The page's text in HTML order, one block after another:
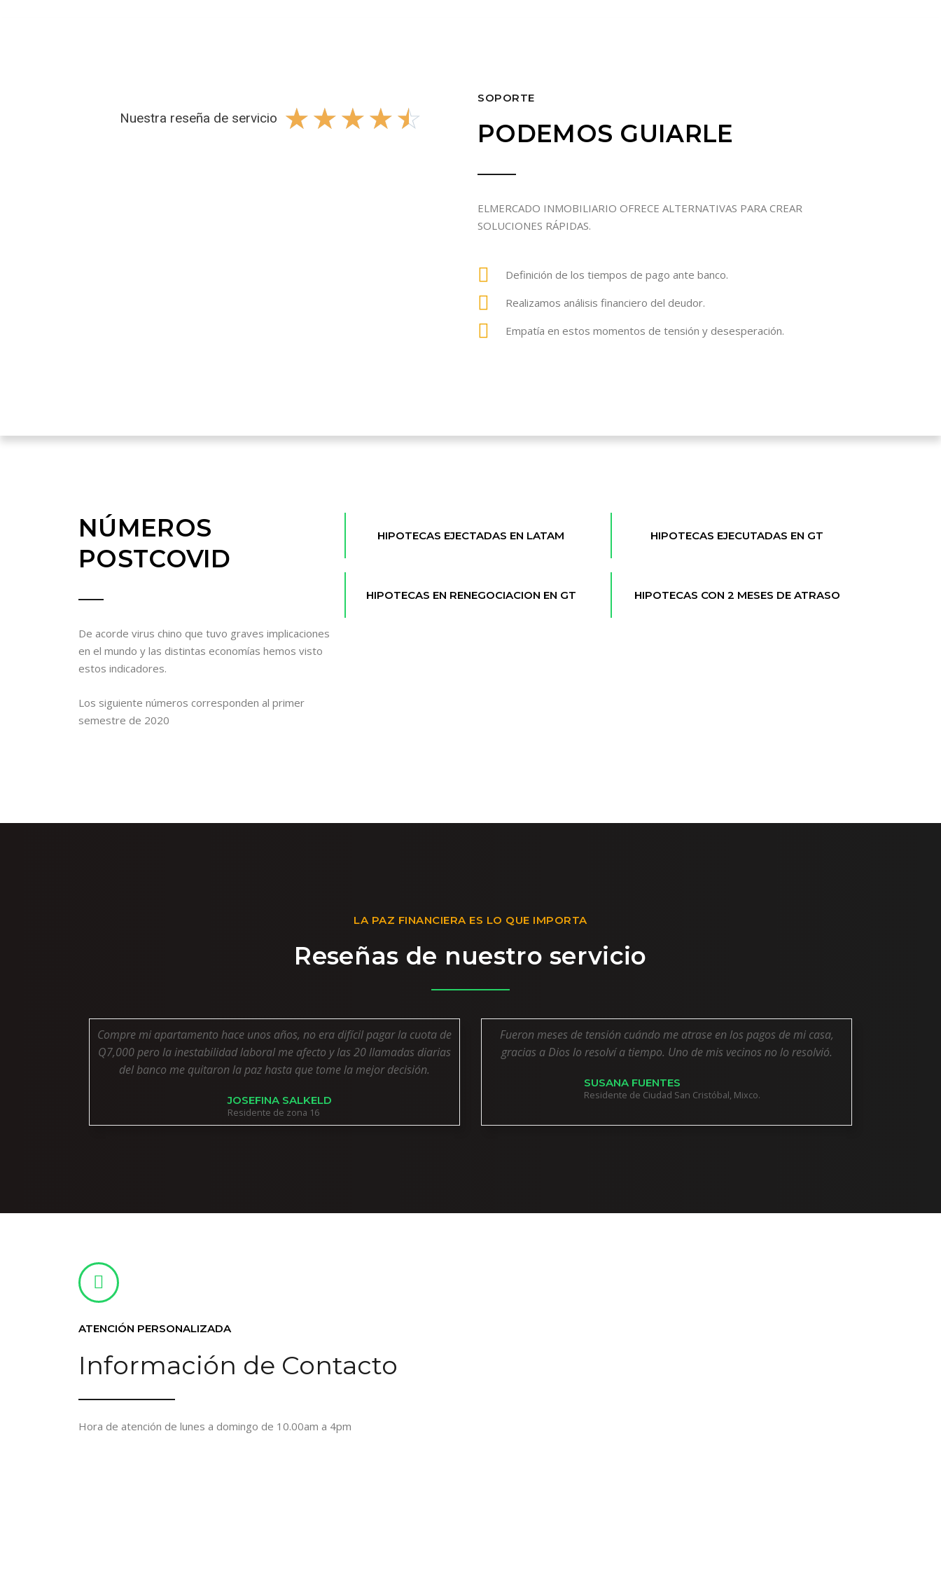
Nuestra reseña de servicio ☆☆☆☆☆
SOPORTE
PODEMOS GUIARLE
ELMERCADO INMOBILIARIO OFRECE ALTERNATIVAS PARA CREAR
SOLUCIONES RÁPIDAS.
Definición de los tiempos de pago ante banco.
Realizamos análisis financiero del deudor.
Empatía en estos momentos de tensión y desesperación.
NÚMEROS
POSTCOVID
De acorde virus chino que tuvo graves implicaciones
en el mundo y las distintas economías hemos visto
estos indicadores.
Los siguiente números corresponden al primer
semestre de 2020
HIPOTECAS EJECTADAS EN LATAM
HIPOTECAS EN RENEGOCIACION EN GT
HIPOTECAS EJECUTADAS EN GT
HIPOTECAS CON 2 MESES DE ATRASO
LA PAZ FINANCIERA ES LO QUE IMPORTA
Reseñas de nuestro servicio
Compre mi apartamento hace unos años, no era difícil pagar la cuota de
Q7,000 pero la inestabilidad laboral me afecto y las 20 llamadas diarias
del banco me quitaron la paz hasta que tome la mejor decisión.
JOSEFINA SALKELD
Residente de zona 16
Fueron meses de tensión cuándo me atrase en los pagos de mi casa,
gracias a Dios lo resolví a tiempo. Uno de mis vecinos no lo resolvió.
SUSANA FUENTES
Residente de Ciudad San Cristóbal, Mixco.
ATENCIÓN PERSONALIZADA
Información de Contacto
Hora de atención de lunes a domingo de 10.00am a 4pm